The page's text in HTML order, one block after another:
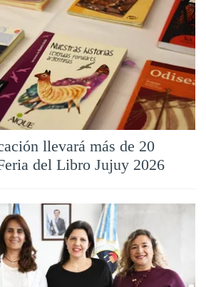
llevará más de 20
del Libro Jujuy 2026